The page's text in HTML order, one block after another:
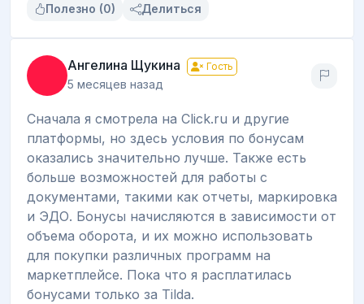
Полезно (0) Делиться
Ангелина Щукина Гость
5 месяцев назад
Сначала я смотрела на Click.ru и другие
платформы, но здесь условия по бонусам
оказались значительно лучше. Также есть
больше возможностей для работы с
документами, такими как отчеты, маркировка
и ЭДО. Бонусы начисляются в зависимости от
объема оборота, и их можно использовать
для покупки различных программ на
маркетплейсе. Пока что я расплатилась
бонусами только за Tilda.